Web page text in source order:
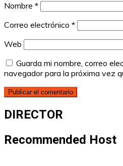
Nombre *
Correo electrónico *
Web
Guarda mi nombre, correo
navegador para la próxima vez
DIRECTOR
Recommended Host